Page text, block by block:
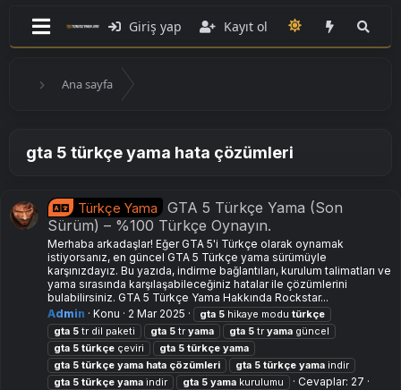
Giriş yap Kayıt ol
Ana sayfa
gta 5 türkçe yama hata çözümleri
Türkçe Yama
GTA 5 Türkçe Yama (Son
Sürüm) – %100 Türkçe Oynayın.
Merhaba arkadaşlar! Eğer GTA 5'i Türkçe olarak oynamak
istiyorsanız, en güncel GTA 5 Türkçe yama sürümüyle
karşınızdayız. Bu yazıda, indirme bağlantıları, kurulum talimatları ve
yama sırasında karşılaşabileceğiniz hatalar ile çözümlerini
bulabilirsiniz. GTA 5 Türkçe Yama Hakkında Rockstar...
Admin
Konu 2 Mar 2025 gta 5 hikaye modu türkçe
gta 5 tr dil paketi gta 5 tr yama gta 5 tr yama güncel
gta 5 türkçe çeviri gta 5 türkçe yama
gta 5 türkçe yama hata çözümleri gta 5 türkçe yama indir
gta 5 türkçe yama i̇ndir gta 5 yama kurulumu
Cevaplar: 27